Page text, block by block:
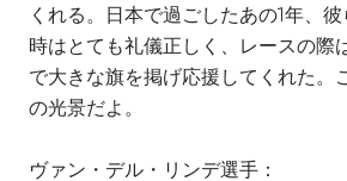
くれる。日本で過ごしたあの1年、
時はとても礼儀正しく、レースの際
で大きな旗を掲げ応援してくれた。
の光景だよ。
ヴァン・デル・リンデ選手：